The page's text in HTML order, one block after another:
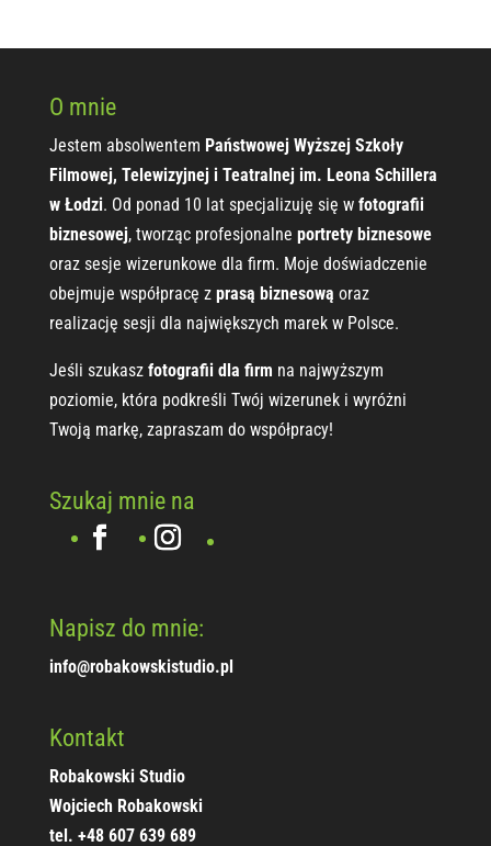
O mnie
Jestem absolwentem Państwowej Wyższej Szkoły
Filmowej, Telewizyjnej i Teatralnej im. Leona Schillera
w Łodzi. Od ponad 10 lat specjalizuję się w fotografii
biznesowej, tworząc profesjonalne portrety biznesowe
oraz sesje wizerunkowe dla firm. Moje doświadczenie
obejmuje współpracę z prasą biznesową oraz
realizację sesji dla największych marek w Polsce.
Jeśli szukasz fotografii dla firm na najwyższym
poziomie, która podkreśli Twój wizerunek i wyróżni
Twoją markę, zapraszam do współpracy!
Szukaj mnie na
Napisz do mnie:
info@robakowskistudio.pl
Kontakt
Robakowski Studio
Wojciech Robakowski
tel. +48 607 639 689